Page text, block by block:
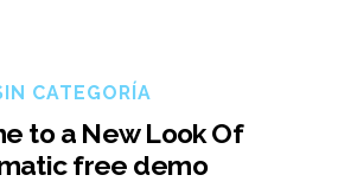
CATEGORÍA
to a New Look Of
free demo